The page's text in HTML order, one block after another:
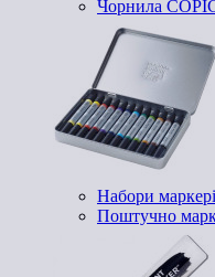
Чорнила
Набори
Поштучно